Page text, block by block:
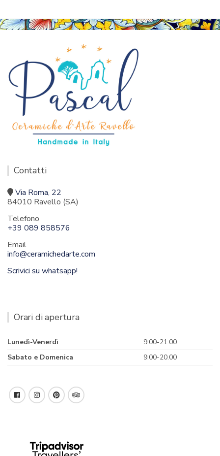
Contatti
Via Roma, 22
84010 Ravello (SA)
Telefono
+39 089 858576
Email
info@ceramichedarte.com
Scrivici su whatsapp!
Orari di apertura
Lunedì-Venerdì
9.00-21.00
Sabato e Domenica
9.00-20.00